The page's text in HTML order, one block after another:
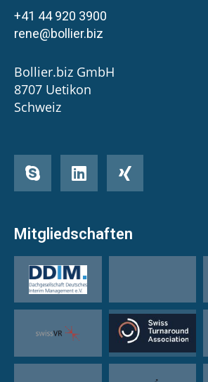
+41 44 920 3900
rene@bollier.biz
Bollier.biz GmbH
8707 Uetikon
Schweiz
Mitgliedschaften